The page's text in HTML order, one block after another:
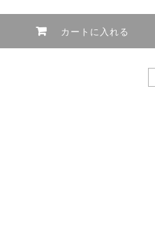
カートに入れる